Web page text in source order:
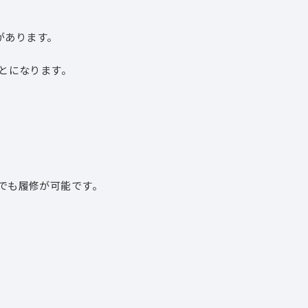
ります。
なります。
履修が可能です。